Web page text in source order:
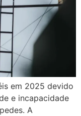
em 2025 devido
e incapacidade
A